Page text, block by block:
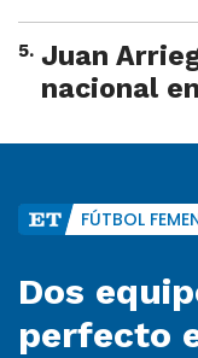
5. Juan
nacional
FÚTBOL
Dos
perfecto